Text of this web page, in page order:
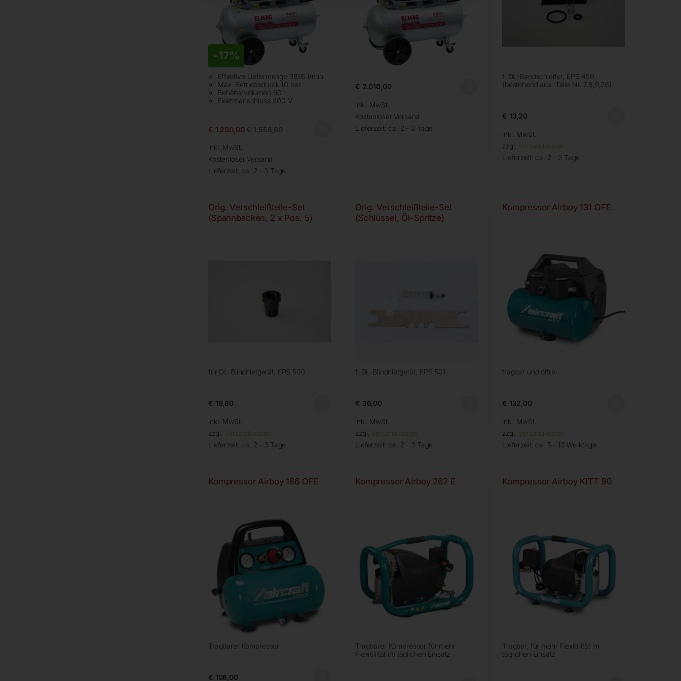
-17%
Effektive Liefermenge 3895 l/min
Max. Betriebsdruck 10 bar
Behältervolumen 90 l
Elektroanschluss 400 V
€ 1.290,00 €1.558,80
inkl. MwSt.
Kostenloser Versand
Lieferzeit: ca. 2 - 3 Tage
€ 2.010,00
inkl. MwSt.
Kostenloser Versand
Lieferzeit: ca. 2 - 3 Tage
f. DL-Bandschleifer, EPS 450
(bestehend aus: Teile Nr. 7,8,9,26)
€ 13,20
inkl. MwSt.
zzgl. Versandkosten
Lieferzeit: ca. 2 - 3 Tage
Orig. Verschleißteile-Set
(Spannbacken, 2 x Pos. 5)
für DL-Blindnietgerät, EPS 500
€ 19,80
inkl. MwSt.
zzgl. Versandkosten
Lieferzeit: ca. 2 - 3 Tage
Orig. Verschleißteile-Set
(Schlüssel, Öl-Spritze)
f. DL-Blindnietgerät, EPS 501
€ 36,00
inkl. MwSt.
zzgl. Versandkosten
Lieferzeit: ca. 2 - 3 Tage
Kompressor Airboy 131 OFE
tragbar und ölfrei
€ 132,00
inkl. MwSt.
zzgl. Versandkosten
Lieferzeit: ca. 5 - 10 Werktage
Kompressor Airboy 186 OFE
Tragbarer Kompressor
€ 108,00
Kompressor Airboy 262 E
Tragbarer Kompressor für mehr
Flexibilität im täglichen Einsatz
Kompressor Airboy KITT 90
Tragbar, für mehr Flexibilität im
täglichen Einsatz